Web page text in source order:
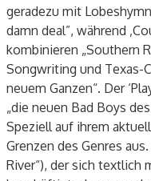
geradezu mit
damn deal”, während
kombinieren „Southern
Songwriting und Texas-
neuem Ganzen“. Der
„die neuen Bad Boys
Speziell auf ihrem
Grenzen des Genres
River“), der sich textlich